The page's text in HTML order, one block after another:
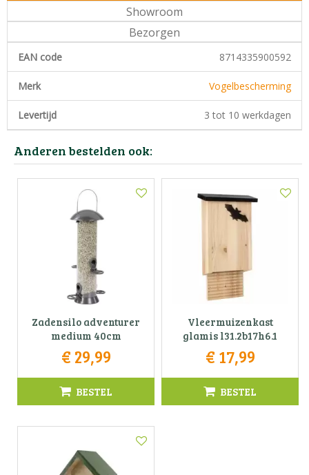
Showroom
Bezorgen
EAN code 8714335900592
Merk Vogelbescherming
Levertijd 3 tot 10 werkdagen
Anderen bestelden ook:
Zadensilo adventurer
medium 40cm
€ 29,99
BESTEL
Vleermuizenkast
glamis l31.2b17h6.1
€ 17,99
BESTEL